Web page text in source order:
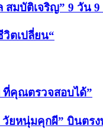
สมบัติเจริญ” 9 วัน
ตเปลี่ยน“
ที่คุณตรวจสอบได้”
วัยหนุ่มคุกผี” บินตร